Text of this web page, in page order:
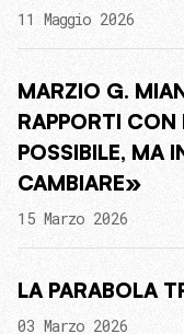
11 Maggio 2026
MARZIO G.
RAPPORTI
POSSIBILE, MA
CAMBIARE»
15 Marzo 2026
LA PARABOLA
03 Marzo 2026